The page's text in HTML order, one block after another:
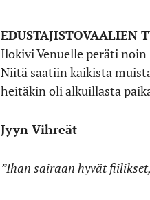
EDUSTAJISTOVAALIEN
Ilokivi Venuelle peräti
Niitä saatiin kaikista
heitäkin oli alkuillasta
Jyyn Vihreät
”Ihan sairaan hyvät